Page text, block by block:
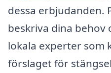
dessa erbjudanden.
beskriva dina behov
lokala experter som
förslaget för